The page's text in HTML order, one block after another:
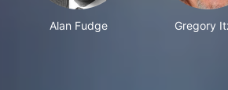
Alan Fudge Gregory